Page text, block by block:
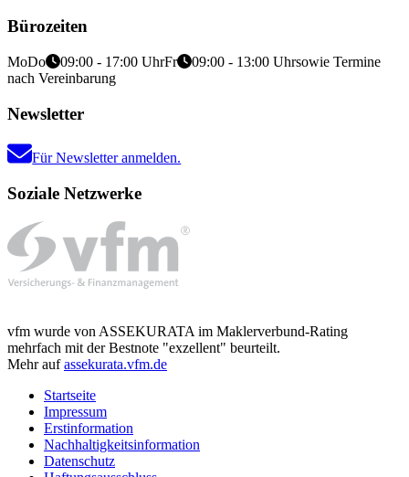
Bürozeiten
MoDo 09:00 - 17:00 UhrFr 09:00 - 13:00 Uhrsowie Termine
nach Vereinbarung
Newsletter
Für Newsletter anmelden.
Soziale Netzwerke
vfm wurde von ASSEKURATA im Maklerverbund-Rating
mehrfach mit der Bestnote "exzellent" beurteilt.
Mehr aufassekurata.vfm.de
Startseite
Impressum
Erstinformation
Nachhaltigkeitsinformation
Datenschutz